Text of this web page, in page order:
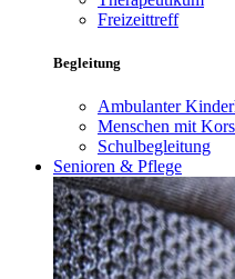
Freizeittreff
Begleitung
Ambulanter
Menschen mit
Schulbegleitung
Senioren & Pflege